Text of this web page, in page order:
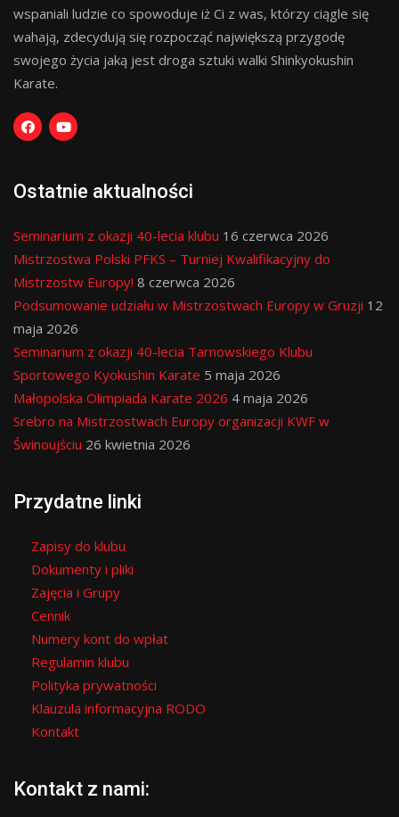
wspaniali ludzie co spowoduje iż Ci z was, którzy ciągle się
wahają, zdecydują się rozpocząć największą przygodę
swojego życia jaką jest droga sztuki walki Shinkyokushin
Karate.
Ostatnie aktualności
Seminarium z okazji 40-lecia klubu 16 czerwca 2026
Mistrzostwa Polski PFKS – Turniej Kwalifikacyjny do
Mistrzostw Europy! 8 czerwca 2026
Podsumowanie udziału w Mistrzostwach Europy w Gruzji 12
maja 2026
Seminarium z okazji 40-lecia Tarnowskiego Klubu
Sportowego Kyokushin Karate 5 maja 2026
Małopolska Olimpiada Karate 2026 4 maja 2026
Srebro na Mistrzostwach Europy organizacji KWF w
Świnoujściu 26 kwietnia 2026
Przydatne linki
Zapisy do klubu
Dokumenty i pliki
Zajęcia i Grupy
Cennik
Numery kont do wpłat
Regulamin klubu
Polityka prywatności
Klauzula informacyjna RODO
Kontakt
Kontakt z nami: